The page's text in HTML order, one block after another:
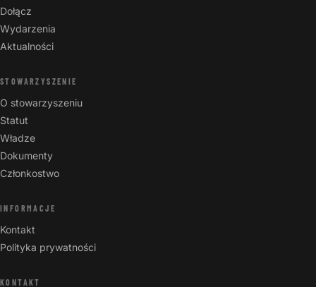
Dołącz
Wydarzenia
Aktualności
STOWARZYSZENIE
O stowarzyszeniu
Statut
Władze
Dokumenty
Członkostwo
INFORMACJE
Kontakt
Polityka prywatności
KONTAKT